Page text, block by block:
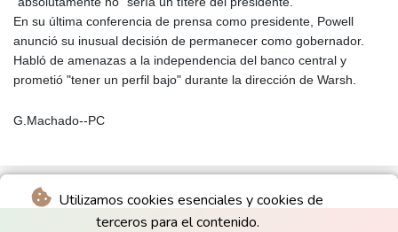
Utilizamos cookies esenciales y cookies de
terceros para el contenido.
En su última conferencia de prensa como presidente, Powell
anunció su inusual decisión de permanecer como gobernador.
Habló de amenazas a la independencia del banco central y
prometió "tener un perfil bajo" durante la dirección de Warsh.
G.Machado--PC